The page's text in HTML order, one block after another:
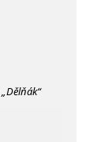
Dělňák“